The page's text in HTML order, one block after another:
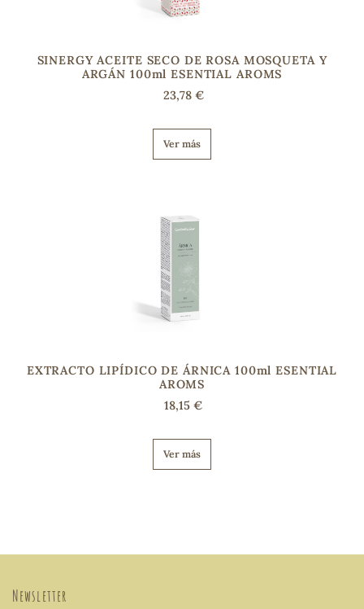
SINERGY ACEITE SECO DE ROSA MOSQUETA Y
ARGÁN 100ml ESENTIAL AROMS
23,78 €
Ver más
EXTRACTO LIPÍDICO DE ÁRNICA 100ml ESENTIAL
AROMS
18,15 €
Ver más
Newsletter